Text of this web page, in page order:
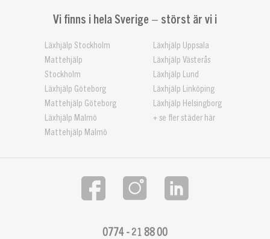
Vi finns i hela Sverige – störst är vi i
Läxhjälp Stockholm
Mattehjälp
Stockholm
Läxhjälp Göteborg
Mattehjälp Göteborg
Läxhjälp Malmö
Mattehjälp Malmö
Läxhjälp Uppsala
Läxhjälp Västerås
Läxhjälp Lund
Läxhjälp Linköping
Läxhjälp Helsingborg
+ se fler städer här
0774 - 21 88 00